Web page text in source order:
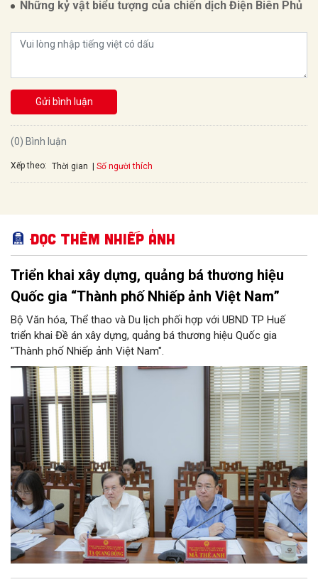
Những kỷ vật biểu tượng của chiến dịch Điện Biên Phủ
Gửi bình luận
(0) Bình luận
Xếp theo: Thời gian Số người thích
Đọc thêm Nhiếp ảnh
Triển khai xây dựng, quảng bá thương hiệu
Quốc gia “Thành phố Nhiếp ảnh Việt Nam”
Bộ Văn hóa, Thể thao và Du lịch phối hợp với UBND TP Huế
triển khai Đề án xây dựng, quảng bá thương hiệu Quốc gia
"Thành phố Nhiếp ảnh Việt Nam".